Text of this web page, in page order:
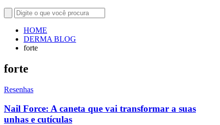
HOME
DERMA BLOG
forte
forte
Resenhas
Nail Force: A caneta que vai transformar a suas
unhas e cutículas